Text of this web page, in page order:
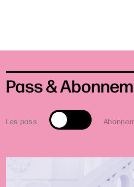
Pass &
Les pass